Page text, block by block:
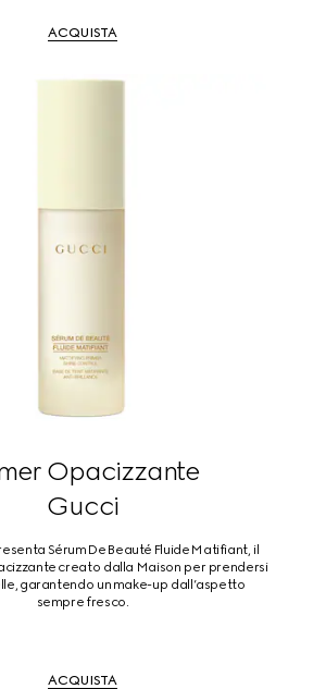
ACQUISTA
Opacizzante
Gucci
Sérum De Beauté Fluide Matifiant, il
creato dalla Maison per prendersi
garantendo un make-up dall’aspetto
sempre fresco.
ACQUISTA